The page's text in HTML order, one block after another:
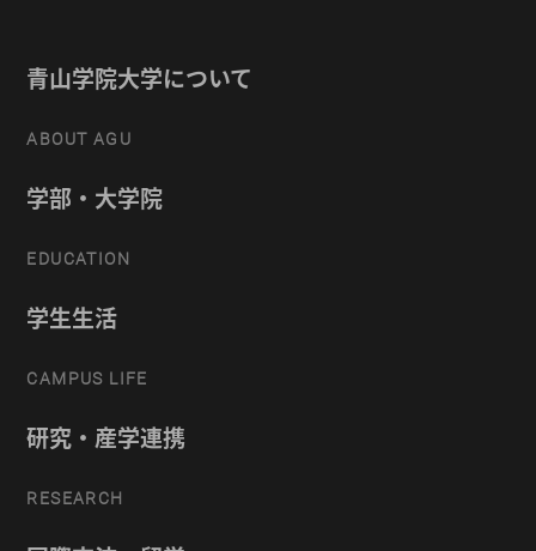
青山学院大学について
ABOUT AGU
学部・大学院
EDUCATION
学生生活
CAMPUS LIFE
研究・産学連携
RESEARCH